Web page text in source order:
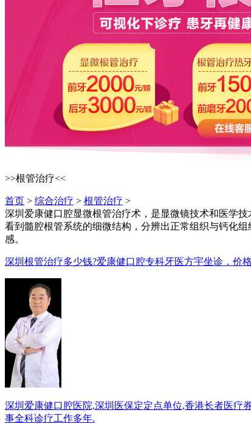
>>根管治疗<<
首页 > 综合治疗 > 根管治疗 >
深圳爱康健口腔显微根管治疗术，是显微镜技术和医学
看到髓腔根管系统的细微结构，分辨出正常组织与钙化
感。
深圳根管治疗多少钱?爱康健口腔专科牙医方宇坐诊，价
深圳爱康健口腔医院,深圳医保定定点单位,香港长者医疗
事全科诊疗工作多年.